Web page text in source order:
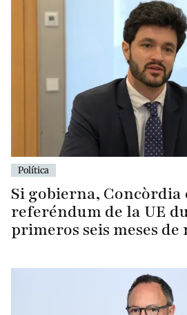
Política
Si gobierna, Concòrdia
referéndum de la UE
primeros seis meses